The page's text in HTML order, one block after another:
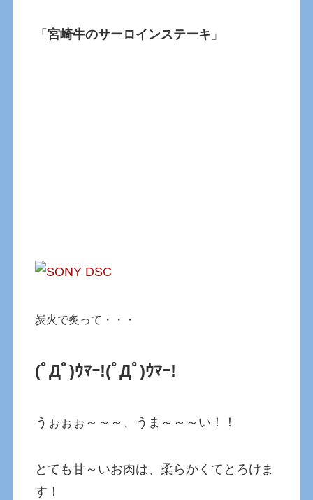
「宮崎牛のサーロインステーキ 」
炭火で炙って・・・
(ﾟДﾟ)ｳﾏｰ!(ﾟДﾟ)ｳﾏｰ!
うぉぉぉ～～～、うま～～～い！！
とても甘～いお肉は、柔らかくてとろけま
す！